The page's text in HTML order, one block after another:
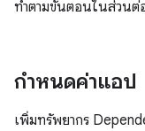
ทำตามขั้นตอนในส่วนต่
กำหนดค่าแอป
เพิ่มทรัพยากร